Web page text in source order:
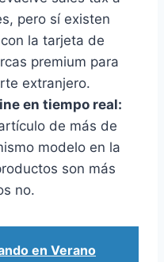
pero sí existen
la tarjeta de
premium para
extranjero.
en tiempo real:
de más de
modelo en la
son más
no.
en Verano